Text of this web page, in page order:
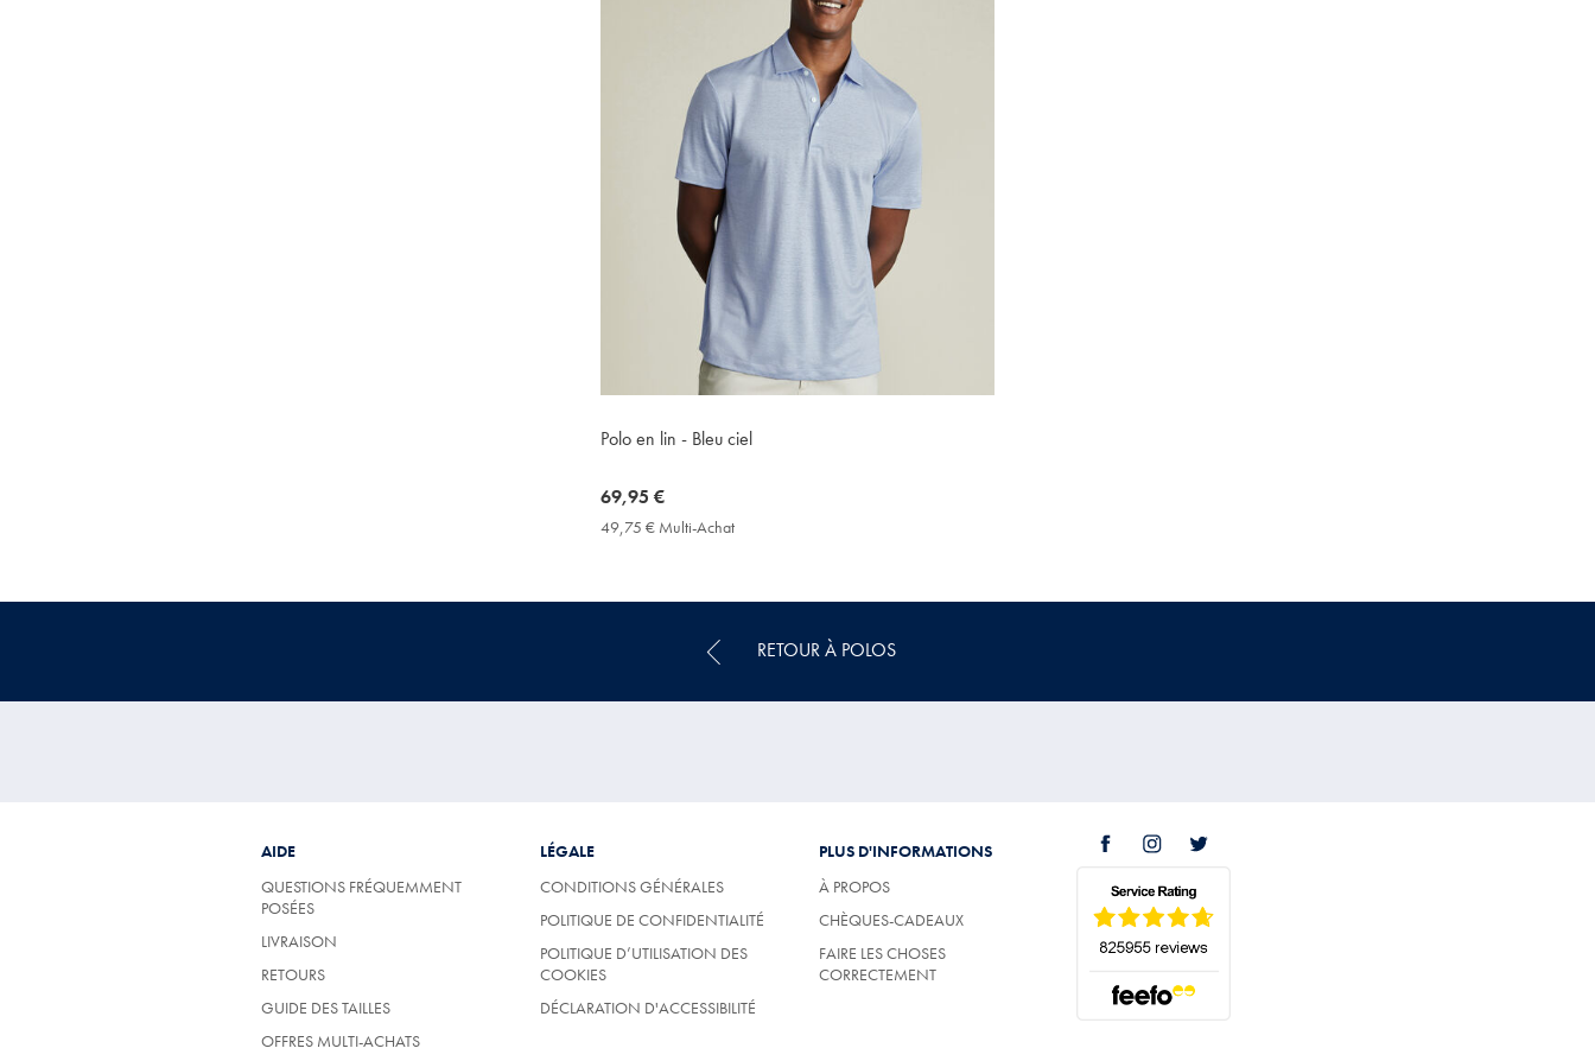
Polo en lin - Bleu ciel
now
69,95
69,95 €
49,75 € Multi-Achat
RETOUR À POLOS
AIDE
QUESTIONS FRÉQUEMMENT
POSÉES
LIVRAISON
RETOURS
GUIDE DES TAILLES
OFFRES MULTI-ACHATS
LÉGALE
CONDITIONS GÉNÉRALES
POLITIQUE DE CONFIDENTIALITÉ
POLITIQUE D’UTILISATION DES
COOKIES
DÉCLARATION D'ACCESSIBILITÉ
PLUS D'INFORMATIONS
À PROPOS
CHÈQUES-CADEAUX
FAIRE LES CHOSES
CORRECTEMENT